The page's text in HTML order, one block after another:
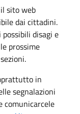
sito web
dai cittadini.
disagi e
prossime
in
segnalazioni
comunicarcele